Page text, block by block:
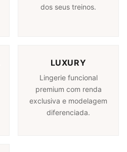
dos seus treinos.
LUXURY
Lingerie funcional
premium com renda
exclusiva e modelagem
diferenciada.